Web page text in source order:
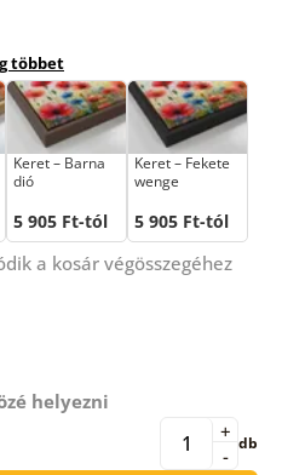
többet
Keret – Barna
dió
5 905 Ft-tól
Keret – Fekete
wenge
5 905 Ft-tól
a kosár végösszegéhez
helyezni
-
+ db